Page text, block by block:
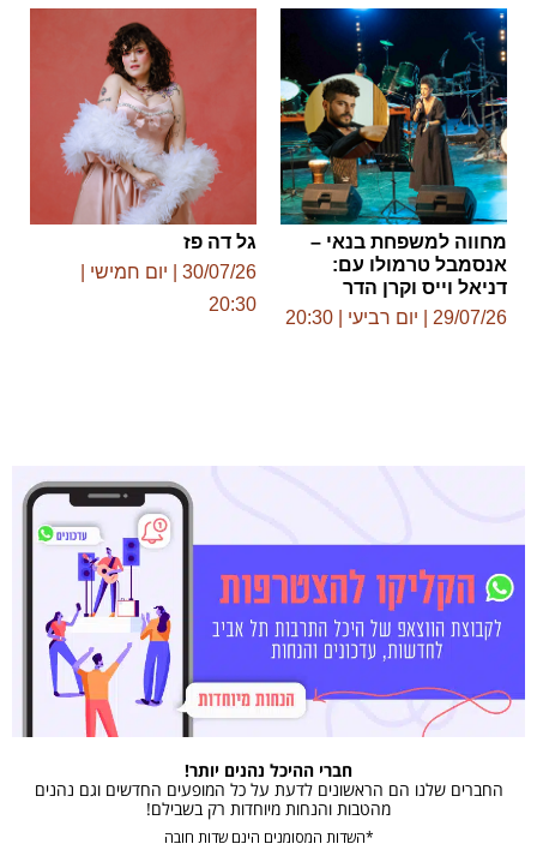
מחווה למשפחת בנאי –
אנסמבל טרמולו עם:
דניאל וייס וקרן הדר
29/07/26 | יום רביעי | 20:30
גל דה פז
30/07/26 | יום חמישי |
20:30
חברי ההיכל נהנים יותר!
החברים שלנו הם הראשונים לדעת על כל המופעים החדשים וגם נהנים
מהטבות והנחות מיוחדות רק בשבילם!
*השדות המסומנים הינם שדות חובה